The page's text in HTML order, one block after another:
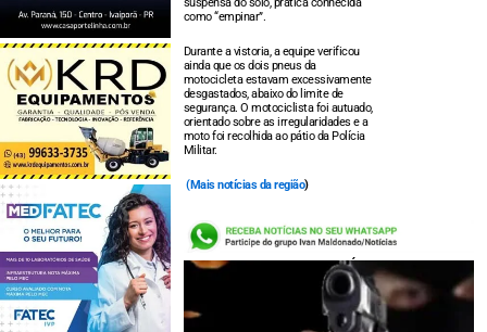
como “empinar”.
Durante a vistoria, a equipe verificou
ainda que os dois pneus da
motocicleta estavam excessivamente
desgastados, abaixo do limite de
segurança. O motociclista foi autuado,
orientado sobre as irregularidades e a
moto foi recolhida ao pátio da Polícia
Militar.
(Mais notícias da região)
LEIA TAMBÉM: